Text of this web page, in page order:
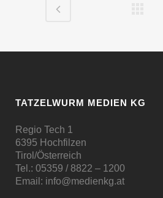
TATZELWURM MEDIEN KG
Regio Tech 1
6395 Hochfilzen
Tirol/Österreich
Tel.: 05359 / 8822 – 1200
Email: info@medienkg.at